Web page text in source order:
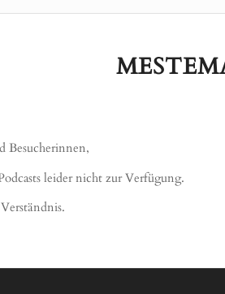
Besucherinnen,
leider nicht zur Verfügung.